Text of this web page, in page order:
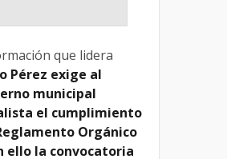
que lidera
Pérez exige al
municipal
el cumplimiento
Orgánico
ello la convocatoria